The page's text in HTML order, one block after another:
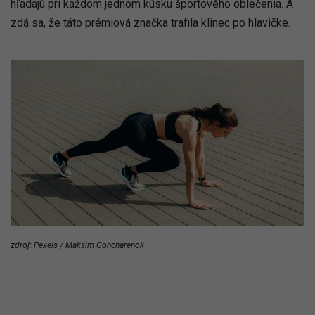
hľadajú pri každom jednom kúsku športového oblečenia. A
zdá sa, že táto prémiová značka trafila klinec po hlavičke.
zdroj: Pexels / Maksim Goncharenok